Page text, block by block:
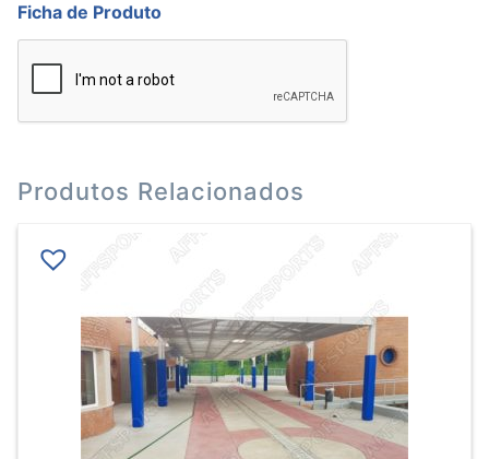
Tricolor
60x45x25cm
Ficha de Produto
Produtos Relacionados